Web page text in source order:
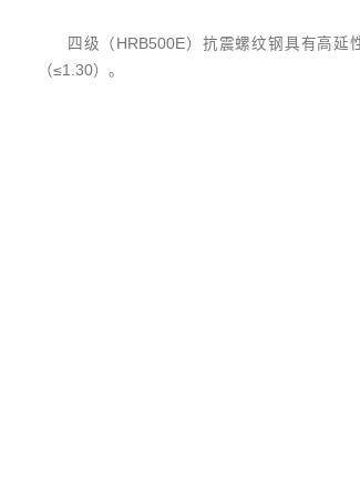
四级（HRB500E）抗震螺纹钢具有高
（≤1.30）。